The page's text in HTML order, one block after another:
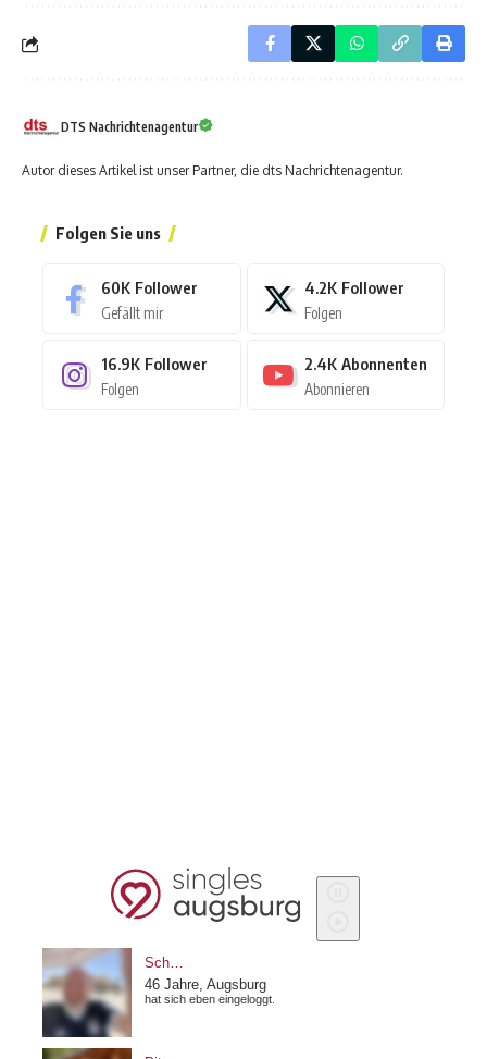
DTS Nachrichtenagentur
Autor dieses Artikel ist unser Partner, die dts Nachrichtenagentur.
Folgen Sie uns
60K Follower
Gefällt mir
4.2K Follower
Folgen
16.9K Follower
Folgen
2.4K Abonnenten
Abonnieren